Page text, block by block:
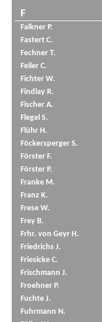
F
Falkner P.
Fastert C.
Fechner T.
Feiler C.
Fichter W.
Findlay R.
Fischer A.
Flegel S.
Flühr H.
Föckersperger S.
Förster F.
Förster P.
Franke M.
Franz K.
Frese W.
Frey B.
Frhr. von Geyr H.
Friedrichs J.
Friesicke C.
Frischmann J.
Froehner P.
Fuchte J.
Fuhrmann N.